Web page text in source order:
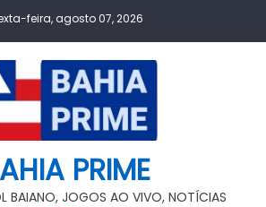
feira, agosto 07, 2026
PRIME
BAIANO, JOGOS AO VIVO, NOTÍCIAS